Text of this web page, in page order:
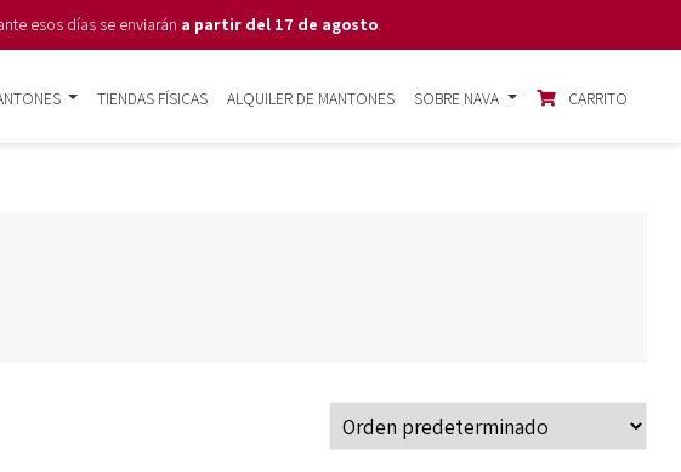
esos días se enviarán a partir del 17 de agosto.
TIENDAS FÍSICAS ALQUILER DE MANTONES SOBRE NAVA CARRITO